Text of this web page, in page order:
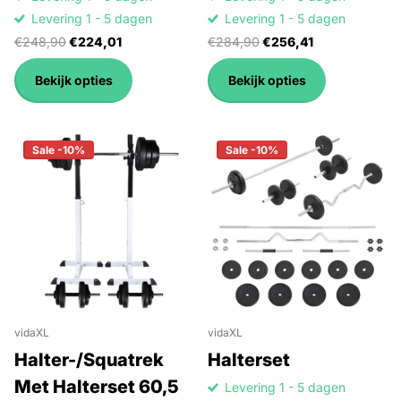
Levering 1 - 5 dagen
€248,90€224,01
Bekijk opties
Levering 1 - 5 dagen
€284,90€256,41
Bekijk opties
Sale -10%
vidaXL
Halter-/Squatrek
Met Halterset 60,5
Sale -10%
vidaXL
Halterset
Levering 1 - 5 dagen